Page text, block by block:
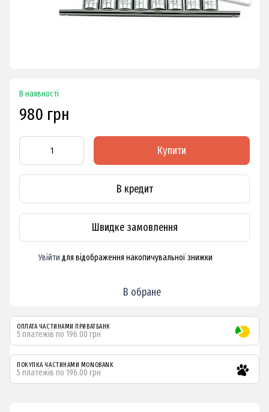
В наявності
980 грн
Купити
В кредит
Швидке замовлення
Увійти для відображення накопичувальної знижки
В обране
ОПЛАТА ЧАСТИНАМИ ПРИВАТБАНК
5 платежів по 196.00 грн
ПОКУПКА ЧАСТИНАМИ MONOBANK
5 платежів по 196.00 грн